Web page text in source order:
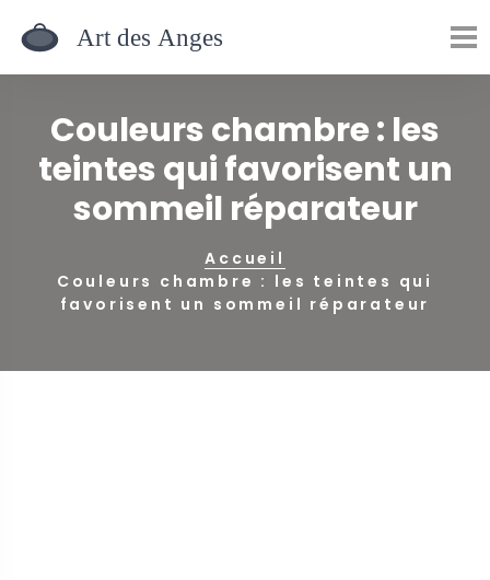
Couleurs chambre : les
teintes qui favorisent un
sommeil réparateur
Accueil
Couleurs chambre : les teintes qui
favorisent un sommeil réparateur